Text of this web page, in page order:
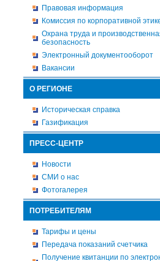
Правовая информация
Комиссия по корпоративной
Охрана труда и
безопасность
Электронный документооборот
Вакансии
О РЕГИОНЕ
Историческая справка
Газификация
ПРЕСС-ЦЕНТР
Новости
СМИ о нас
Фотогалерея
ПОТРЕБИТЕЛЯМ
Тарифы и цены
Передача показаний счетчика
Получение квитанции по